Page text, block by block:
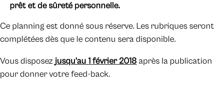
prêt et de sûreté personnelle.
Ce planning est donné sous réserve. Les rubriques seront
complétées dès que le contenu sera disponible.
Vous disposezjusqu’au 1 février 2018après la publication
pour donner votre feed-back.